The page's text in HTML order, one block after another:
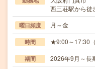
西三荘駅から徒
曜日頻度 月～金
時間 ★9:00～17:30
期間 2026年9月～長